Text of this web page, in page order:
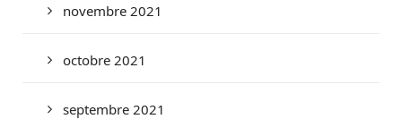
novembre 2021
octobre 2021
septembre 2021